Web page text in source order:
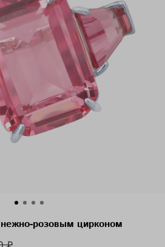
розовым цирконом